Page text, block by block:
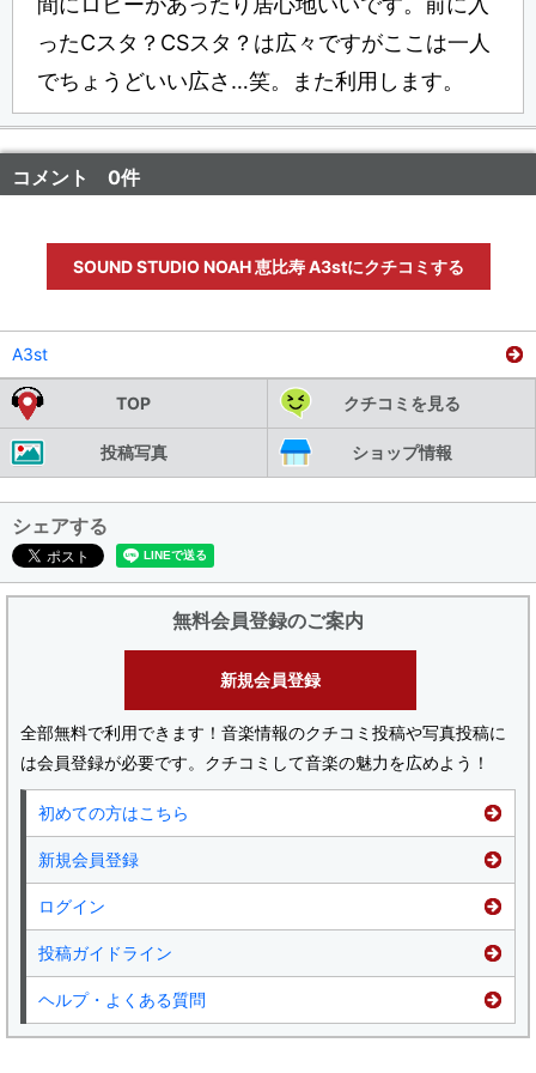
ったCスタ？CSスタ？は広々ですがここは一人
でちょうどいい広さ…笑。また利用します。
コメント 0件
SOUND STUDIO NOAH 恵比寿 A3stにクチコミする
A3st
TOP クチコミを見る
投稿写真 ショップ情報
シェアする
無料会員登録のご案内
新規会員登録
全部無料で利用できます！音楽情報のクチコミ投稿や写真投稿に
は会員登録が必要です。クチコミして音楽の魅力を広めよう！
初めての方はこちら
新規会員登録
ログイン
投稿ガイドライン
ヘルプ・よくある質問